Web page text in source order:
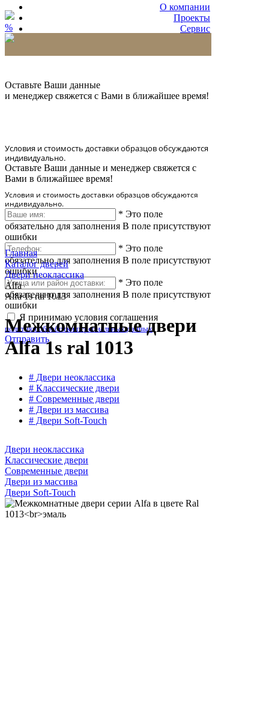
О компании
Проекты
Сервис
%
Оставьте Ваши данные
и менеджер свяжется с Вами в ближайшее время!
Условия и стоимость доставки образцов обсуждаются
индивидуально.
Оставьте Ваши данные и менеджер свяжется с
Вами в ближайшее время!
Условия и стоимость доставки образцов обсуждаются
индивидуально.
* Это поле
обязательно для заполнения В поле присутствуют
ошибки
* Это поле
обязательно для заполнения В поле присутствуют
ошибки
* Это поле
обязательно для заполнения В поле присутствуют
ошибки
Я принимаю условия соглашения
политики обработки персональных данных
Отправить
Главная
Каталог дверей
Двери неоклассика
Alfa
Alfa 1s ral 1013
Межкомнатные двери
Alfa 1s ral 1013
# Двери неоклассика
# Классические двери
# Современные двери
# Двери из массива
# Двери Soft-Touch
Двери неоклассика
Классические двери
Современные двери
Двери из массива
Двери Soft-Touch